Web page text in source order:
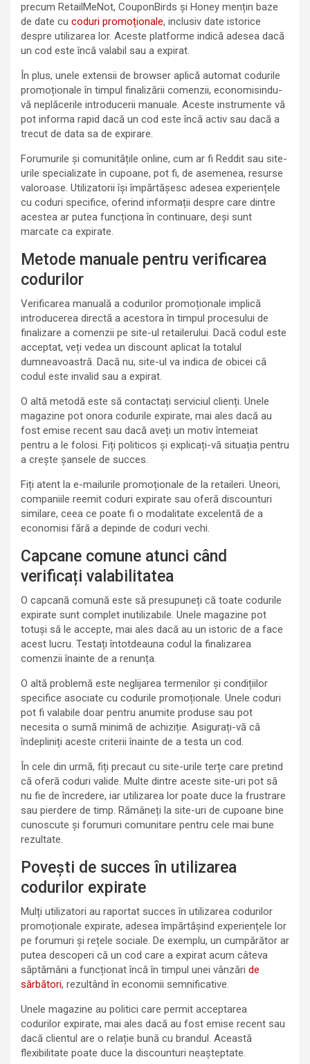
precum RetailMeNot, CouponBirds și Honey mențin baze
de date cu coduri promoționale, inclusiv date istorice
despre utilizarea lor. Aceste platforme indică adesea dacă
un cod este încă valabil sau a expirat.
În plus, unele extensii de browser aplică automat codurile
promoționale în timpul finalizării comenzii, economisindu-
vă neplăcerile introducerii manuale. Aceste instrumente vă
pot informa rapid dacă un cod este încă activ sau dacă a
trecut de data sa de expirare.
Forumurile și comunitățile online, cum ar fi Reddit sau site-
urile specializate în cupoane, pot fi, de asemenea, resurse
valoroase. Utilizatorii își împărtășesc adesea experiențele
cu coduri specifice, oferind informații despre care dintre
acestea ar putea funcționa în continuare, deși sunt
marcate ca expirate.
Metode manuale pentru verificarea
codurilor
Verificarea manuală a codurilor promoționale implică
introducerea directă a acestora în timpul procesului de
finalizare a comenzii pe site-ul retailerului. Dacă codul este
acceptat, veți vedea un discount aplicat la totalul
dumneavoastră. Dacă nu, site-ul va indica de obicei că
codul este invalid sau a expirat.
O altă metodă este să contactați serviciul clienți. Unele
magazine pot onora codurile expirate, mai ales dacă au
fost emise recent sau dacă aveți un motiv întemeiat
pentru a le folosi. Fiți politicos și explicați-vă situația pentru
a crește șansele de succes.
Fiți atent la e-mailurile promoționale de la retaileri. Uneori,
companiile reemit coduri expirate sau oferă discounturi
similare, ceea ce poate fi o modalitate excelentă de a
economisi fără a depinde de coduri vechi.
Capcane comune atunci când
verificați valabilitatea
O capcană comună este să presupuneți că toate codurile
expirate sunt complet inutilizabile. Unele magazine pot
totuși să le accepte, mai ales dacă au un istoric de a face
acest lucru. Testați întotdeauna codul la finalizarea
comenzii înainte de a renunța.
O altă problemă este neglijarea termenilor și condițiilor
specifice asociate cu codurile promoționale. Unele coduri
pot fi valabile doar pentru anumite produse sau pot
necesita o sumă minimă de achiziție. Asigurați-vă că
îndepliniți aceste criterii înainte de a testa un cod.
În cele din urmă, fiți precaut cu site-urile terțe care pretind
că oferă coduri valide. Multe dintre aceste site-uri pot să
nu fie de încredere, iar utilizarea lor poate duce la frustrare
sau pierdere de timp. Rămâneți la site-uri de cupoane bine
cunoscute și forumuri comunitare pentru cele mai bune
rezultate.
Povești de succes în utilizarea
codurilor expirate
Mulți utilizatori au raportat succes în utilizarea codurilor
promoționale expirate, adesea împărtășind experiențele lor
pe forumuri și rețele sociale. De exemplu, un cumpărător ar
putea descoperi că un cod care a expirat acum câteva
săptămâni a funcționat încă în timpul unei vânzări de
sărbători, rezultând în economii semnificative.
Unele magazine au politici care permit acceptarea
codurilor expirate, mai ales dacă au fost emise recent sau
dacă clientul are o relație bună cu brandul. Această
flexibilitate poate duce la discounturi neașteptate.